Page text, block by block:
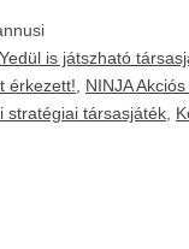
is játszható
érkezett!
NINJA
stratégiai társasjáték